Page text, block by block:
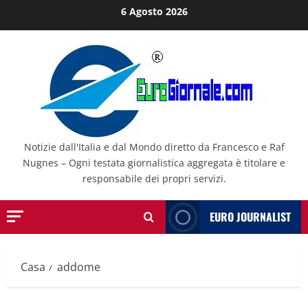
al
6 Agosto 2026
Notizie dall'Italia e dal Mondo diretto da Francesco e Raf
Nugnes – Ogni testata giornalistica aggregata è titolare e
responsabile dei propri servizi.
EURO JOURNALIST
Casa addome